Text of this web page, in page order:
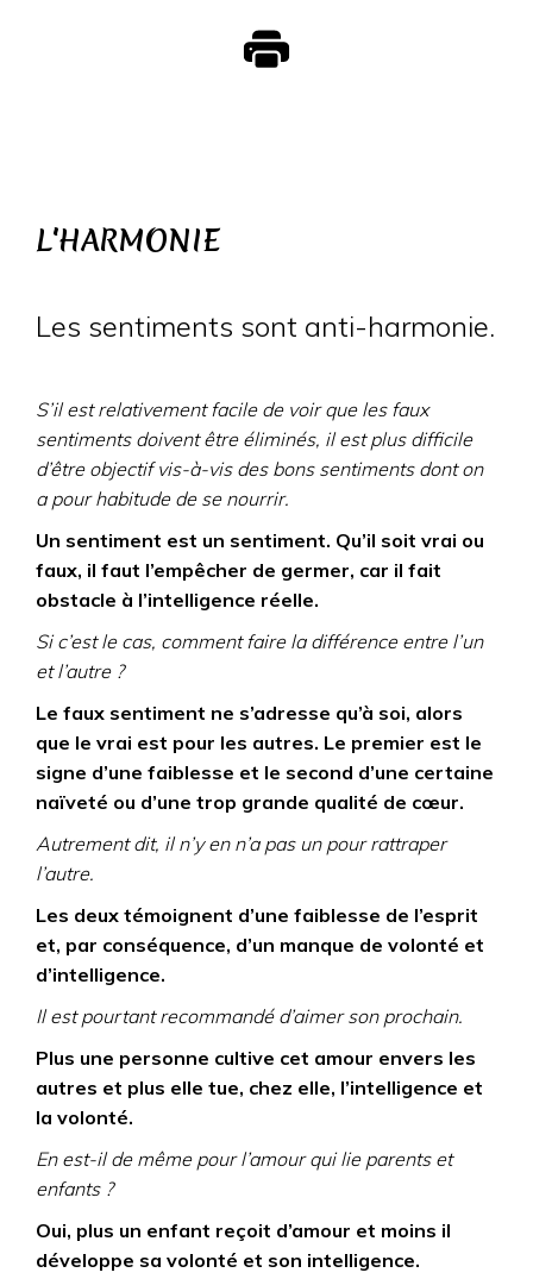
L'HARMONIE
Les sentiments sont anti-harmonie.
S’il est relativement facile de voir que les faux
sentiments doivent être éliminés, il est plus difficile
d’être objectif vis-à-vis des bons sentiments dont on
a pour habitude de se nourrir.
Un sentiment est un sentiment. Qu’il soit vrai ou
faux, il faut l’empêcher de germer, car il fait
obstacle à l’intelligence réelle.
Si c’est le cas, comment faire la différence entre l’un
et l’autre ?
Le faux sentiment ne s’adresse qu’à soi, alors
que le vrai est pour les autres. Le premier est le
signe d’une faiblesse et le second d’une certaine
naïveté ou d’une trop grande qualité de cœur.
Autrement dit, il n’y en n’a pas un pour rattraper
l’autre.
Les deux témoignent d’une faiblesse de l’esprit
et, par conséquence, d’un manque de volonté et
d’intelligence.
Il est pourtant recommandé d’aimer son prochain.
Plus une personne cultive cet amour envers les
autres et plus elle tue, chez elle, l’intelligence et
la volonté.
En est-il de même pour l’amour qui lie parents et
enfants ?
Oui, plus un enfant reçoit d’amour et moins il
développe sa volonté et son intelligence.